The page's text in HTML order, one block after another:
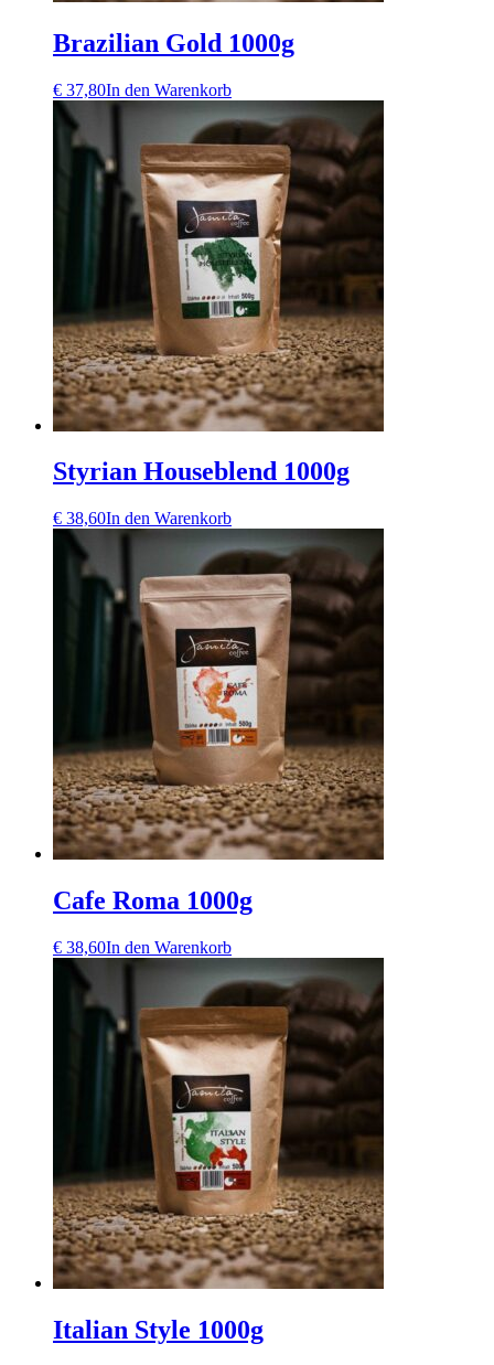
Brazilian Gold 1000g
€ 37,80In den Warenkorb
Styrian Houseblend 1000g
€ 38,60In den Warenkorb
Cafe Roma 1000g
€ 38,60In den Warenkorb
Italian Style 1000g